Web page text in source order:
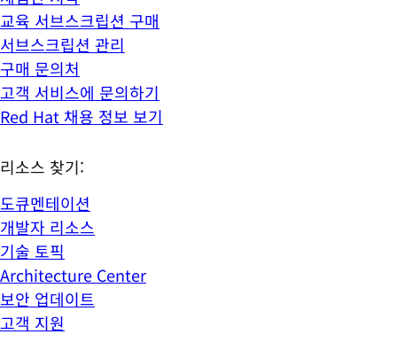
교육 서브스크립션 구매
서브스크립션 관리
구매 문의처
고객 서비스에 문의하기
Red Hat 채용 정보 보기
리소스 찾기:
도큐멘테이션
개발자 리소스
기술 토픽
Architecture Center
보안 업데이트
고객 지원